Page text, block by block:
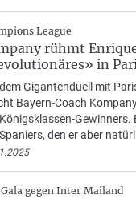
League
rühmt
in
Gigantenduell mit
Bayern-Coach
Gewinners.
den er aber
gegen Inter Mailand